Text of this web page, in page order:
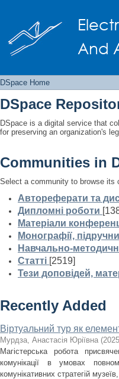
And
DSpace Home
DSpace
DSpace is a digital service that
for preserving an organization's
Communities in
Select a community to browse its
Автореферати та
Дипломні роботи
Матеріали
Монографії,
Навчально-
Статті [2519]
Тези доповідей,
Recently Added
Віртуальний тур як
Мурдза, Анастасія Юріївна (
Магістерська робота
комунікації в умовах
комунікативних стратегій